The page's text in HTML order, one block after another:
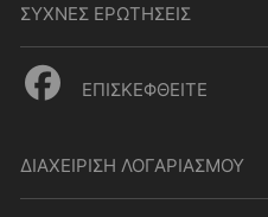
ΣΥΧΝΕΣ ΕΡΩΤΗΣΕΙΣ
ΕΠΙΣΚΕΦΘΕΙΤΕ
ΔΙΑΧΕΙΡΙΣΗ ΛΟΓΑΡΙΑΣΜΟΥ